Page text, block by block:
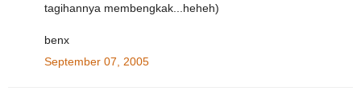
tagihannya membengkak...heheh)
benx
September 07, 2005